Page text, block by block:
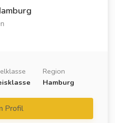
Region
Hamburg
Profil